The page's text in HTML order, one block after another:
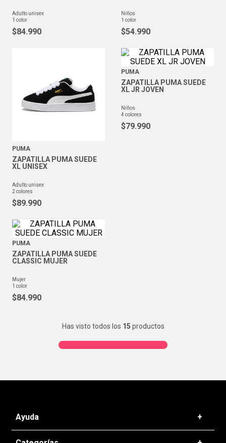
adulto unisex
1 color
$84.990
niños
1 color
$54.990
PUMA
ZAPATILLA PUMA SUEDE
XL UNISEX
adulto unisex
2 colores
$89.990
PUMA
ZAPATILLA PUMA SUEDE
XL JR JOVEN
niños
4 colores
$79.990
PUMA
ZAPATILLA PUMA SUEDE
CLASSIC MUJER
mujer
1 color
$84.990
Has visto todos los 15 productos
Ayuda +
Preguntas frecuentes